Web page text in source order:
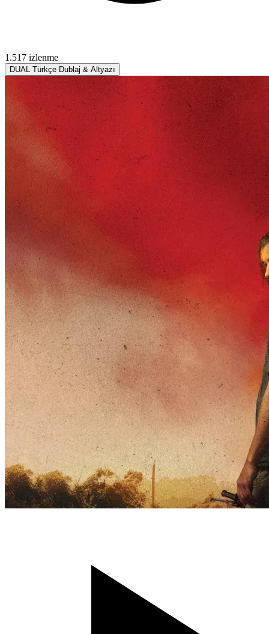
1.517 izlenme
DUAL Türkçe Dublaj & Altyazı